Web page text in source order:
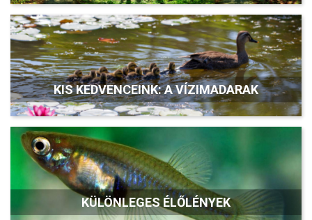
KIS KEDVENCEINK: A VÍZIMADARAK
KÜLÖNLEGES ÉLŐLÉNYEK